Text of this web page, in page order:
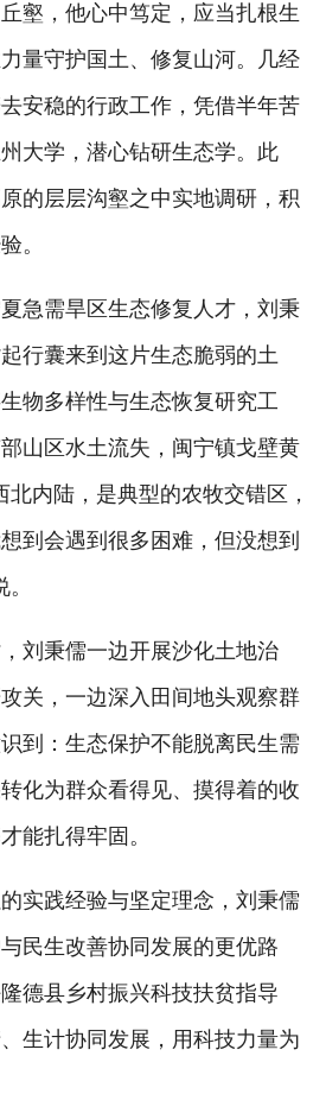
壑，他心中笃定，应当扎根生
量守护国土、修复山河。几经
安稳的行政工作，凭借半年苦
大学，潜心钻研生态学。此
的层层沟壑之中实地调研，积
。
需旱区生态修复人才，刘秉
行囊来到这片生态脆弱的土
物多样性与生态恢复研究工
山区水土流失，闽宁镇戈壁黄
北内陆，是典型的农牧交错区，
到会遇到很多困难，但没想到
秉儒一边开展沙化土地治
关，一边深入田间地头观察群
到：生态保护不能脱离民生需
化为群众看得见、摸得着的收
能扎得牢固。
践经验与坚定理念，刘秉儒
民生改善协同发展的更优路
德县乡村振兴科技扶贫指导
生计协同发展，用科技力量为